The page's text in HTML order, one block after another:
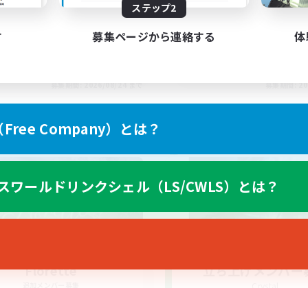
募集期間: 2026/08/24 まで 募集期間:
Florette 立ち上げメンバー
ステップ2
募集ページから連絡する
Free Company）とは？
ワールドリンクシェル（LS/CWLS）とは？